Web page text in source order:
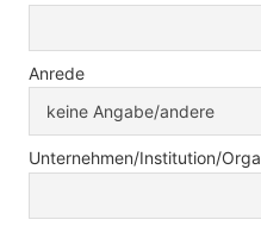
Anrede
Unternehmen/Institution/